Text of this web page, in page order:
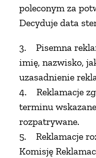
poleconym za
Decyduje data
3. Pisemna
imię, nazwisko,
uzasadnienie
4. Reklamacje
terminu
rozpatrywane.
5. Reklamacje
Komisję